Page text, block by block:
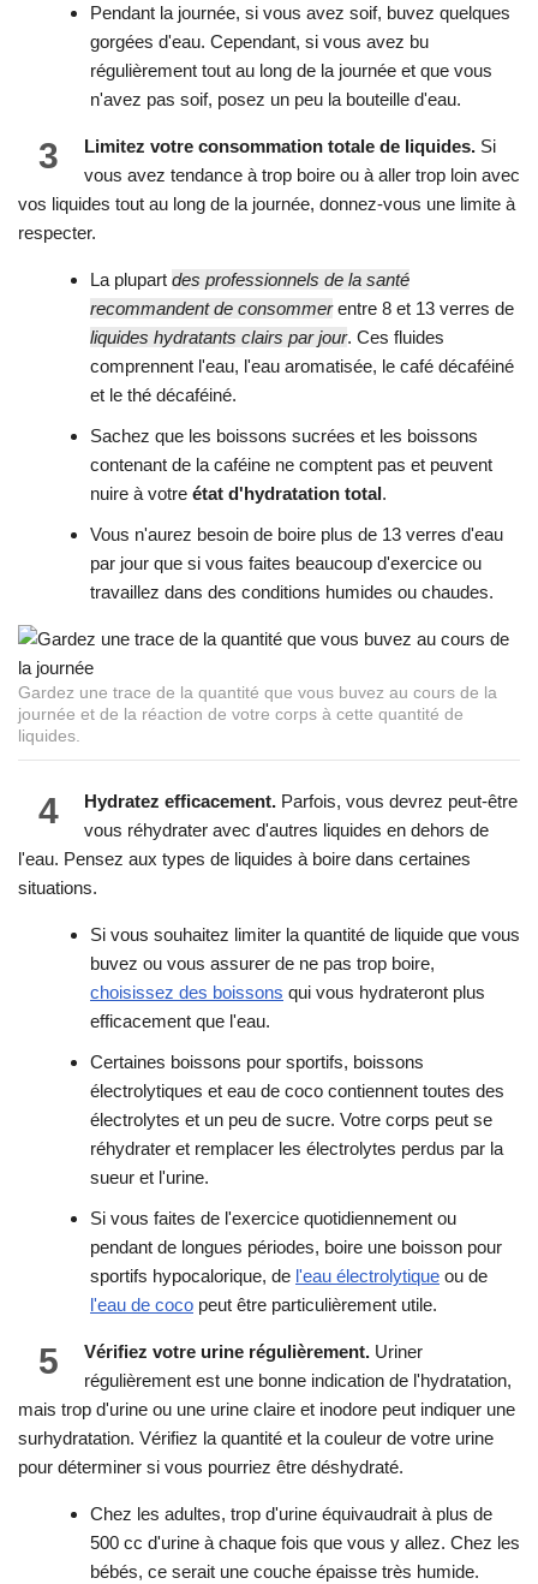
Pendant la journée, si vous avez soif, buvez quelques
gorgées d'eau. Cependant, si vous avez bu
régulièrement tout au long de la journée et que vous
n'avez pas soif, posez un peu la bouteille d'eau.
3 Limitez votre consommation totale de liquides. Si
vous avez tendance à trop boire ou à aller trop loin avec
vos liquides tout au long de la journée, donnez-vous une limite à
respecter.
La plupart des professionnels de la santé
recommandent de consommerentre 8 et 13 verres de
liquides hydratants clairs par jour. Ces fluides
comprennent l'eau, l'eau aromatisée, le café décaféiné
et le thé décaféiné.
Sachez que les boissons sucrées et les boissons
contenant de la caféine ne comptent pas et peuvent
nuire à votre état d'hydratation total.
Vous n'aurez besoin de boire plus de 13 verres d'eau
par jour que si vous faites beaucoup d'exercice ou
travaillez dans des conditions humides ou chaudes.
Gardez une trace de la quantité que vous buvez au cours de la
journée et de la réaction de votre corps à cette quantité de
liquides.
4 Hydratez efficacement. Parfois, vous devrez peut-être
vous réhydrater avec d'autres liquides en dehors de
l'eau. Pensez aux types de liquides à boire dans certaines
situations.
Si vous souhaitez limiter la quantité de liquide que vous
buvez ou vous assurer de ne pas trop boire,
choisissez des boissons qui vous hydrateront plus
efficacement que l'eau.
Certaines boissons pour sportifs, boissons
électrolytiques et eau de coco contiennent toutes des
électrolytes et un peu de sucre. Votre corps peut se
réhydrater et remplacer les électrolytes perdus par la
sueur et l'urine.
Si vous faites de l'exercice quotidiennement ou
pendant de longues périodes, boire une boisson pour
sportifs hypocalorique, de l'eau électrolytique ou de
l'eau de coco peut être particulièrement utile.
5 Vérifiez votre urine régulièrement. Uriner
régulièrement est une bonne indication de l'hydratation,
mais trop d'urine ou une urine claire et inodore peut indiquer une
surhydratation. Vérifiez la quantité et la couleur de votre urine
pour déterminer si vous pourriez être déshydraté.
Chez les adultes, trop d'urine équivaudrait à plus de
500 cc d'urine à chaque fois que vous y allez. Chez les
bébés, ce serait une couche épaisse très humide.